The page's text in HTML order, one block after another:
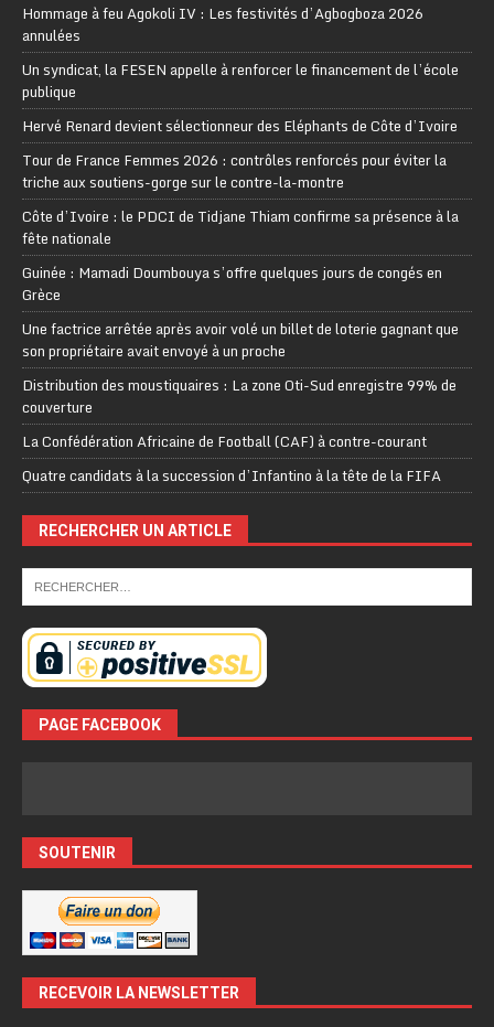
Hommage à feu Agokoli IV : Les festivités d’Agbogboza 2026
annulées
Un syndicat, la FESEN appelle à renforcer le financement de l’école
publique
Hervé Renard devient sélectionneur des Eléphants de Côte d’Ivoire
Tour de France Femmes 2026 : contrôles renforcés pour éviter la
triche aux soutiens-gorge sur le contre-la-montre
Côte d’Ivoire : le PDCI de Tidjane Thiam confirme sa présence à la
fête nationale
Guinée : Mamadi Doumbouya s’offre quelques jours de congés en
Grèce
Une factrice arrêtée après avoir volé un billet de loterie gagnant que
son propriétaire avait envoyé à un proche
Distribution des moustiquaires : La zone Oti-Sud enregistre 99% de
couverture
La Confédération Africaine de Football (CAF) à contre-courant
Quatre candidats à la succession d’Infantino à la tête de la FIFA
RECHERCHER UN ARTICLE
PAGE FACEBOOK
SOUTENIR
RECEVOIR LA NEWSLETTER